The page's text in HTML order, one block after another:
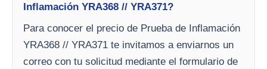
Inflamación YRA368 // YRA371?
Para conocer el precio de Prueba de Inflamación
YRA368 // YRA371 te invitamos a enviarnos un
correo con tu solicitud mediante el formulario de